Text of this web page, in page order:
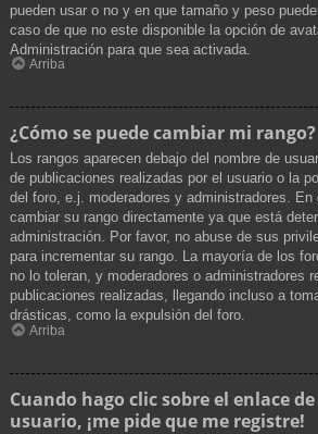
pueden usar o no y en que tamaño y peso
caso de que no este disponible la opción de
Administración para que sea activada.
Arriba
¿Cómo se puede cambiar mi rango?
Los rangos aparecen debajo del nombre de
de publicaciones realizadas por el usuario o la
del foro, e.j. moderadores y administradores. En
cambiar su rango directamente ya que está
administración. Por favor, no abuse de sus
para incrementar su rango. La mayoría de los
no lo toleran, y moderadores o administradores
publicaciones realizadas, llegando incluso a
drásticas, como la expulsión del foro.
Arriba
Cuando hago clic sobre el enlace
usuario, ¡me pide que me registre!